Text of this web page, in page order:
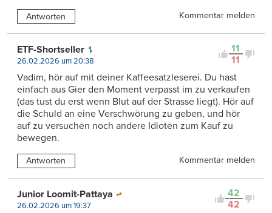
Antworten Kommentar melden
11
11
ETF-Shortseller
26.02.2026 um 20:38
Vadim, hör auf mit deiner Kaffeesatzleserei. Du hast
einfach aus Gier den Moment verpasst im zu verkaufen
(das tust du erst wenn Blut auf der Strasse liegt). Hör auf
die Schuld an eine Verschwörung zu geben, und hör
auf zu versuchen noch andere Idioten zum Kauf zu
bewegen.
Antworten Kommentar melden
42
42
Junior Loomit-Pattaya
26.02.2026 um 19:37